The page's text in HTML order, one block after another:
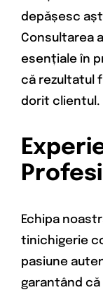
depășesc
Consultarea
esențiale în
că rezultatul
dorit clientul.
Echipa
tinichigerie
pasiune
garantând